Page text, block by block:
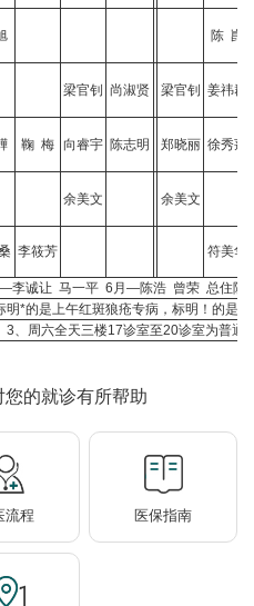
陈 崑
梁官钊 尚淑贤 梁官钊 姜祎群
鞠 梅 向睿宇 陈志明 郑晓丽 徐秀莲
余美文 余美文
李筱芳 符美华
—李诚让 马一平 6月—陈浩 曾荣 总住
明*的是上午红斑狼疮专病，标明！的是
3、周六全天三楼17诊室至20诊室为普通
的就诊有所帮助
流程 医保指南